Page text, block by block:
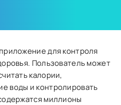
для контроля
Пользователь может
калории,
воды и контролировать
миллионы